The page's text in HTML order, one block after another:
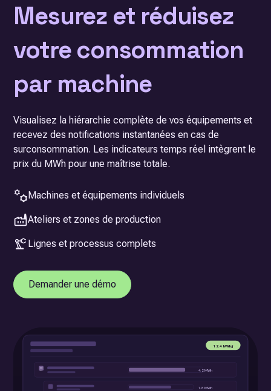
Mesurez et réduisez
votre consommation
par machine
Visualisez la hiérarchie complète de vos équipements et
recevez des notifications instantanées en cas de
surconsommation. Les indicateurs temps réel intègrent le
prix du MWh pour une maîtrise totale.
Machines et équipements individuels
Ateliers et zones de production
Lignes et processus complets
Demander une démo